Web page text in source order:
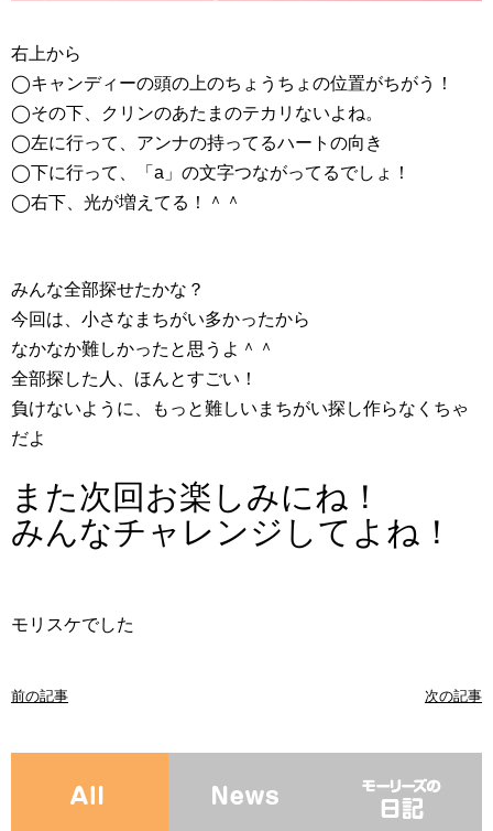
右上から
◯キャンディーの頭の上のちょうちょの位置がちがう！
◯その下、クリンのあたまのテカリないよね。
◯左に行って、アンナの持ってるハートの向き
◯下に行って、「a」の文字つながってるでしょ！
◯右下、光が増えてる！＾＾
みんな全部探せたかな？
今回は、小さなまちがい多かったから
なかなか難しかったと思うよ＾＾
全部探した人、ほんとすごい！
負けないように、もっと難しいまちがい探し作らなくちゃ
だよ
また次回お楽しみにね！
みんなチャレンジしてよね！
モリスケでした
前の記事 次の記事